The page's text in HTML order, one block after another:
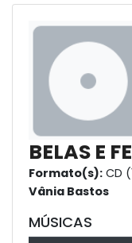
BELAS E
Formato(s): CD
Vânia Bastos
MÚSICAS